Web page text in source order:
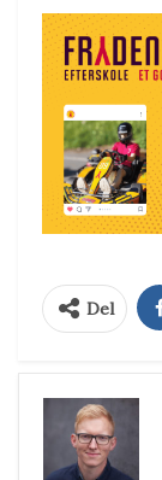
Del